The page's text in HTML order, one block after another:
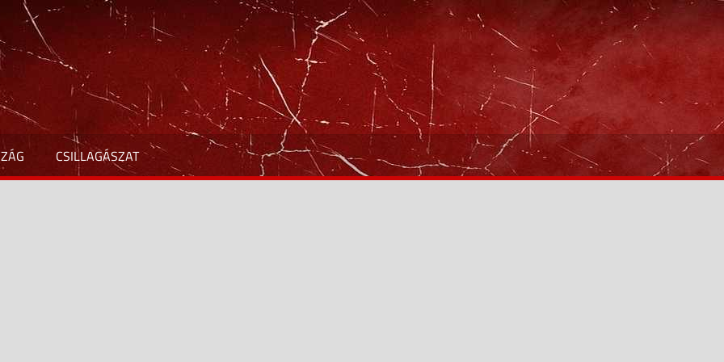
CSILLAGÁSZAT